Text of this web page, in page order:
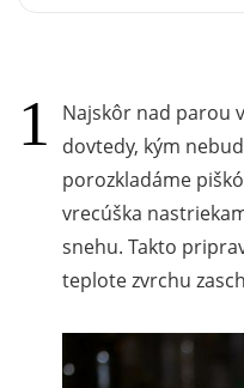
Najskôr nad parou
dovtedy, kým
porozkladáme
vrecúška
snehu. Takto
teplote zvrchu